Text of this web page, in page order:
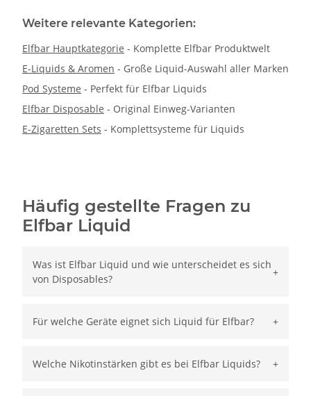
Weitere relevante Kategorien:
Elfbar Hauptkategorie - Komplette Elfbar Produktwelt
E-Liquids & Aromen - Große Liquid-Auswahl aller Marken
Pod Systeme - Perfekt für Elfbar Liquids
Elfbar Disposable - Original Einweg-Varianten
E-Zigaretten Sets - Komplettsysteme für Liquids
Häufig gestellte Fragen zu
Elfbar Liquid
Was ist Elfbar Liquid und wie unterscheidet es sich
von Disposables?
Für welche Geräte eignet sich Liquid für Elfbar?
Welche Nikotinstärken gibt es bei Elfbar Liquids?